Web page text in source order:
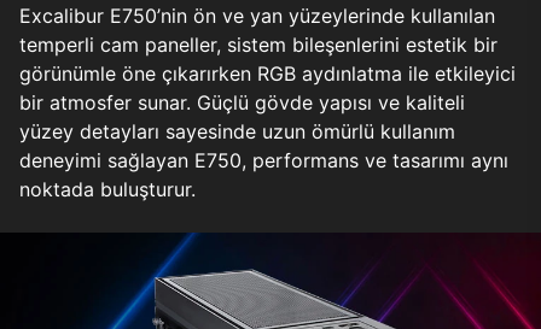
Excalibur E750’nin ön ve yan yüzeylerinde kullanılan
temperli cam paneller, sistem bileşenlerini estetik bir
görünümle öne çıkarırken RGB aydınlatma ile etkileyici
bir atmosfer sunar. Güçlü gövde yapısı ve kaliteli
yüzey detayları sayesinde uzun ömürlü kullanım
deneyimi sağlayan E750, performans ve tasarımı aynı
noktada buluşturur.